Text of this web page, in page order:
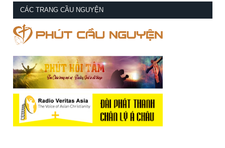
CÁC TRANG CẦU NGUYỆN